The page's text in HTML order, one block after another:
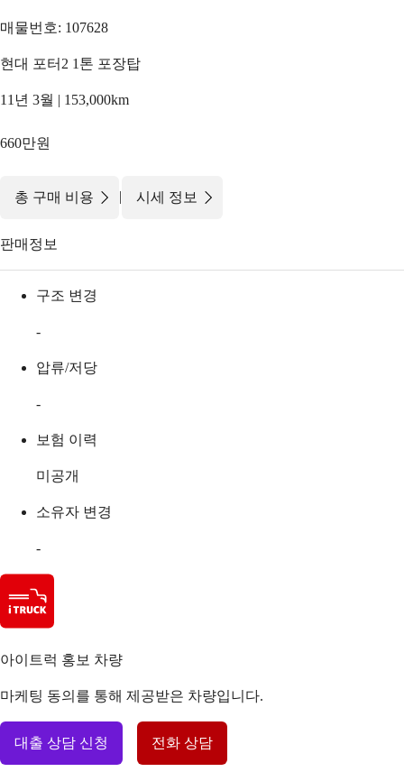
매물번호: 107628
현대 포터2 1톤 포장탑
11년 3월 | 153,000km
660만원
총 구매 비용 | 시세 정보
판매정보
구조 변경
-
압류/저당
-
보험 이력
미공개
소유자 변경
-
아이트럭 홍보 차량
마케팅 동의를 통해 제공받은 차량입니다.
대출 상담 신청 전화 상담